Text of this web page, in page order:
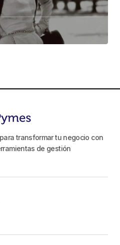
transformar tu negocio con
de gestión